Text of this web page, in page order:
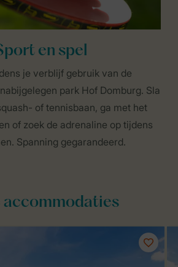
en spel
je verblijf gebruik van de
park Hof Domburg. Sla
of tennisbaan, ga met het
of zoek de adrenaline op tijdens
Spanning gegarandeerd.